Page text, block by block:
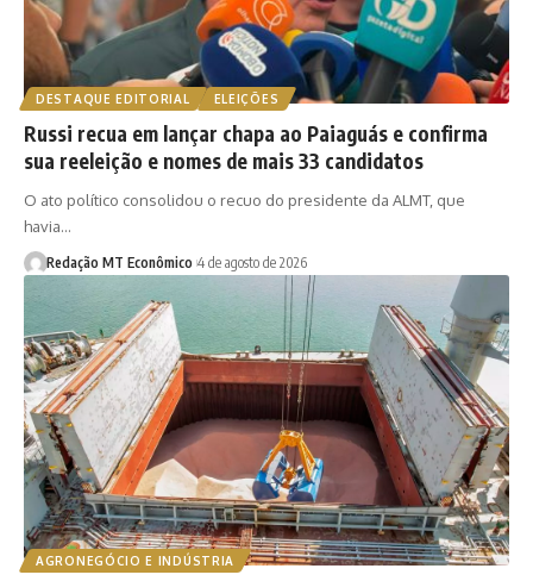
DESTAQUE EDITORIAL ELEIÇÕES
Russi recua em lançar chapa ao Paiaguás e confirma
sua reeleição e nomes de mais 33 candidatos
O ato político consolidou o recuo do presidente da ALMT, que
havia…
Redação MT Econômico 4 de agosto de 2026
AGRONEGÓCIO E INDÚSTRIA